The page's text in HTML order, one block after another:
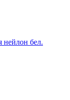
нейлон бел.